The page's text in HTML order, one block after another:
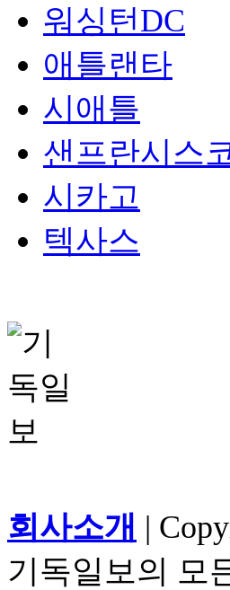
워싱턴DC
애틀랜타
시애틀
샌프란시스
시카고
텍사스
회사소개 |
기독일보의 모